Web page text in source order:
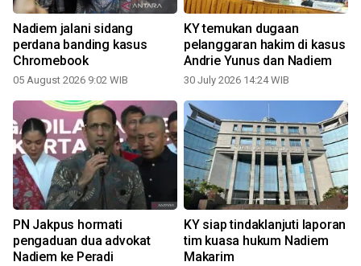
Nadiem jalani sidang
perdana banding kasus
Chromebook
05 August 2026 9:02 WIB
KY temukan dugaan
pelanggaran hakim di kasus
Andrie Yunus dan Nadiem
30 July 2026 14:24 WIB
PN Jakpus hormati
pengaduan dua advokat
Nadiem ke Peradi
KY siap tindaklanjuti laporan
tim kuasa hukum Nadiem
Makarim